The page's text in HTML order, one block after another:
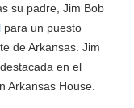
su padre, Jim Bob
para un puesto
de Arkansas. Jim
en el
Arkansas House.